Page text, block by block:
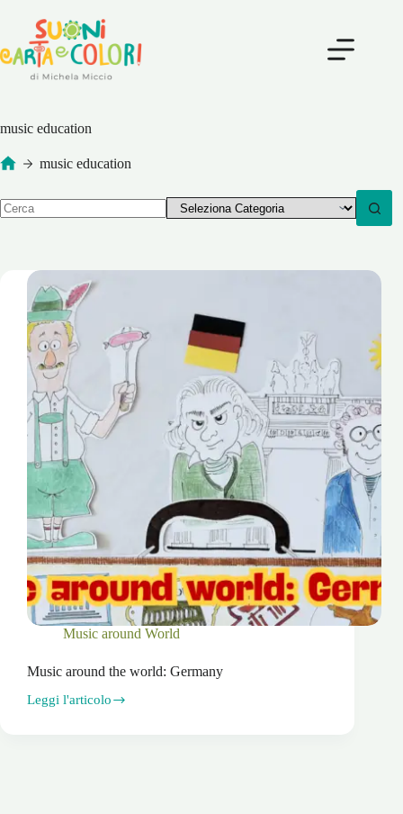
contenuto
music education
music education
Music around World
Music around the world: Germany
Leggi l'articolo
Music